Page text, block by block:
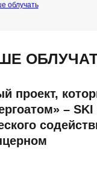
облучать
проект,
– SKI